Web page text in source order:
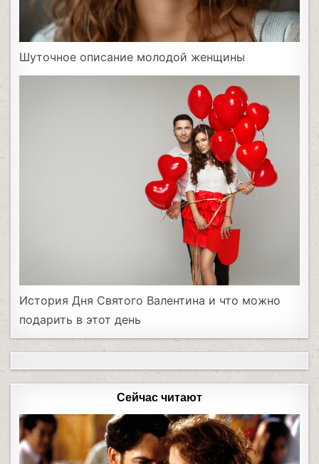
Шуточное описание молодой женщины
История Дня Святого Валентина и что можно
подарить в этот день
Сейчас читают